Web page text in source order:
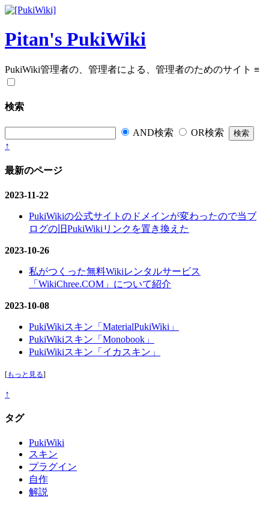
Pitan's PukiWiki
PukiWiki管理者の、管理者による、管理者のためのサイト ≡
検索
AND検索
OR検索
↑
最新のページ
2023-11-22
PukiWikiの公式サイトのドメインが変わったので当ブ
ログの旧PukiWikiリンクを置き換えた
2023-10-26
私がつくった無料Wikiレンタルサービス
「WikiChree.COM」について紹介
2023-10-08
PukiWikiスキン「MaterialPukiWiki」
PukiWikiスキン「Monobook」
PukiWikiスキン「イカスキン」
[もっと見る]
↑
タグ
PukiWiki
スキン
プラグイン
自作
解説